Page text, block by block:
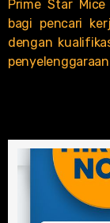
Prime Star
bagi pencari
dengan